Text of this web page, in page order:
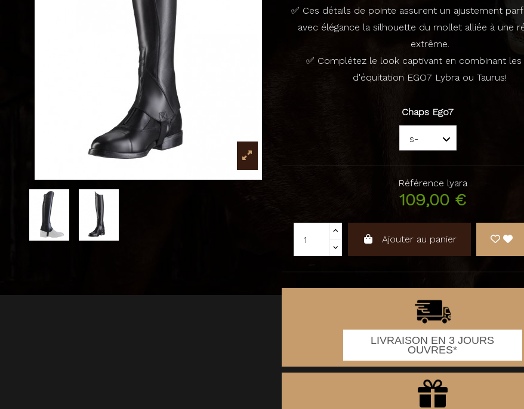
✅ Ces détails de pointe assurent un ajustement
avec élégance la silhouette du mollet alliée à une
extrême.
✅ Complétez le look captivant en combinant
d'équitation EGO7 Lybra ou Taurus!
Chaps Ego7
Référence lyara
109,00 €
Ajouter au panier
LIVRAISON EN 3 JOURS
OUVRES*